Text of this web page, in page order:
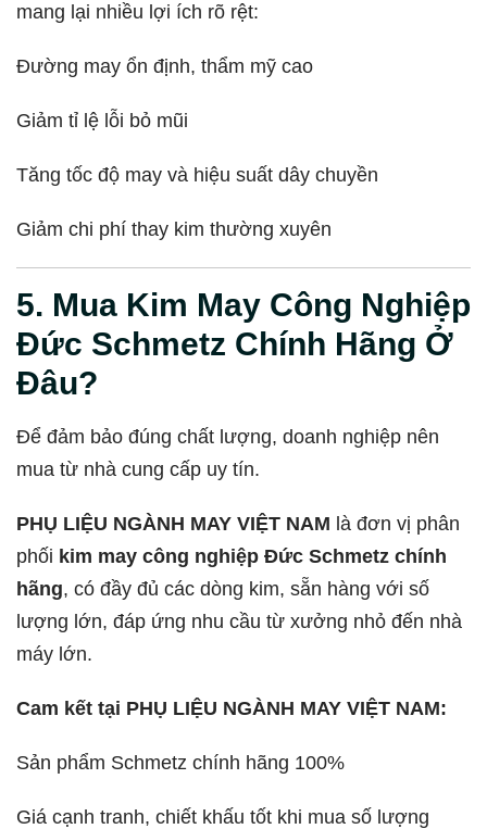
mang lại nhiều lợi ích rõ rệt:
Đường may ổn định, thẩm mỹ cao
Giảm tỉ lệ lỗi bỏ mũi
Tăng tốc độ may và hiệu suất dây chuyền
Giảm chi phí thay kim thường xuyên
5. Mua Kim May Công Nghiệp
Đức Schmetz Chính Hãng Ở
Đâu?
Để đảm bảo đúng chất lượng, doanh nghiệp nên
mua từ nhà cung cấp uy tín.
PHỤ LIỆU NGÀNH MAY VIỆT NAM là đơn vị phân
phối kim may công nghiệp Đức Schmetz chính
hãng, có đầy đủ các dòng kim, sẵn hàng với số
lượng lớn, đáp ứng nhu cầu từ xưởng nhỏ đến nhà
máy lớn.
Cam kết tại PHỤ LIỆU NGÀNH MAY VIỆT NAM:
Sản phẩm Schmetz chính hãng 100%
Giá cạnh tranh, chiết khấu tốt khi mua số lượng